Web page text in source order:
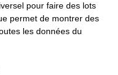
pour faire des lots
permet de montrer des
les données du